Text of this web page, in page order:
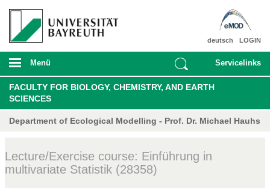
LOGIN
deutsch
Menü Servicelinks
FACULTY FOR BIOLOGY, CHEMISTRY, AND EARTH
SCIENCES
Department of Ecological Modelling - Prof. Dr. Michael Hauhs
Lecture/Exercise course: Einführung in
multivariate Statistik (28358)